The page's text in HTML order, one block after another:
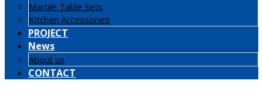
Marble Table Sets
Kitchen Accessories
PROJECT
News
About us
CONTACT